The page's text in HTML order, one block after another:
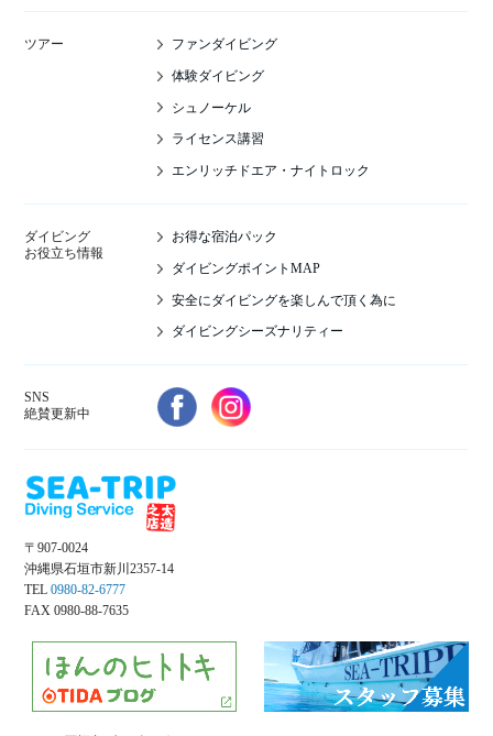
ツアー ファンダイビング
体験ダイビング
シュノーケル
ライセンス講習
エンリッチドエア・ナイトロック
ダイビング
お役立ち情報
お得な宿泊パック
ダイビングポイントMAP
安全にダイビングを楽しんで頂く為に
ダイビングシーズナリティー
SNS
絶賛更新中
〒907-0024
沖縄県石垣市新川2357-14
TEL 0980-82-6777
FAX 0980-88-7635